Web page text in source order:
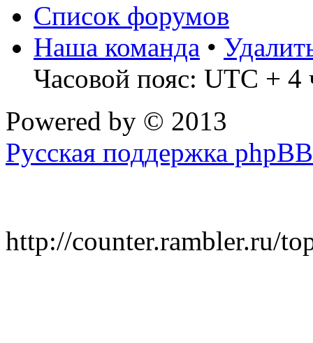
Список форумов
Наша команда •
Часовой пояс: UTC + 4
Powered by © 2013
Русская поддержка phpBB
http://counter.rambler.ru/